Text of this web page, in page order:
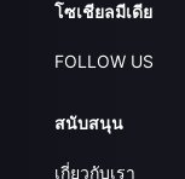
โซเชียลมีเดีย
FOLLOW US
สนับสนุน
เกี่ยวกับเรา